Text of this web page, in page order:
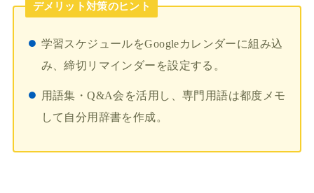
デメリット対策のヒント
学習スケジュールをGoogleカレンダーに組み込
み、締切リマインダーを設定する。
用語集・Q&A会を活用し、専門用語は都度メモ
して自分用辞書を作成。